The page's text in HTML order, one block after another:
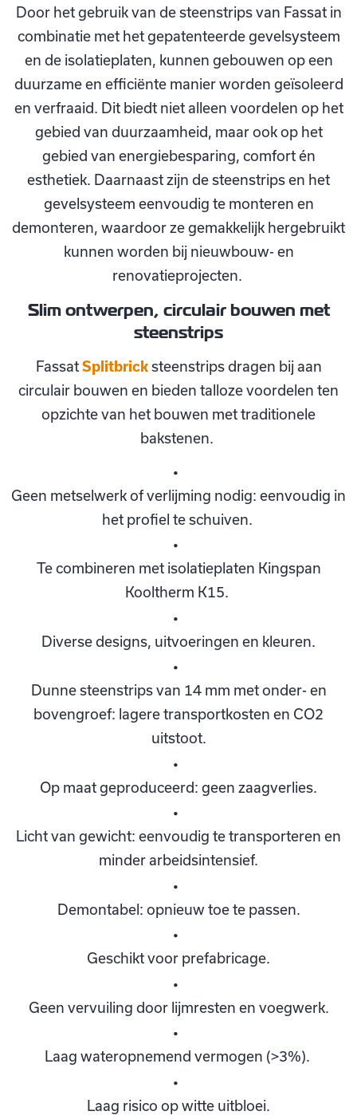
Door het gebruik van de steenstrips van Fassat in
combinatie met het gepatenteerde gevelsysteem
en de isolatieplaten, kunnen gebouwen op een
duurzame en efficiënte manier worden geïsoleerd
en verfraaid. Dit biedt niet alleen voordelen op het
gebied van duurzaamheid, maar ook op het
gebied van energiebesparing, comfort én
esthetiek. Daarnaast zijn de steenstrips en het
gevelsysteem eenvoudig te monteren en
demonteren, waardoor ze gemakkelijk hergebruikt
kunnen worden bij nieuwbouw- en
renovatieprojecten.
Slim ontwerpen, circulair bouwen met
steenstrips
FassatSplitbricksteenstrips dragen bij aan
circulair bouwen en bieden talloze voordelen ten
opzichte van het bouwen met traditionele
bakstenen.
Geen metselwerk of verlijming nodig: eenvoudig in
het profiel te schuiven.
Te combineren met isolatieplaten Kingspan
Kooltherm K15.
Diverse designs, uitvoeringen en kleuren.
Dunne steenstrips van 14 mm met onder- en
bovengroef: lagere transportkosten en CO2
uitstoot.
Op maat geproduceerd: geen zaagverlies.
Licht van gewicht: eenvoudig te transporteren en
minder arbeidsintensief.
Demontabel: opnieuw toe te passen.
Geschikt voor prefabricage.
Geen vervuiling door lijmresten en voegwerk.
Laag wateropnemend vermogen (>3%).
Laag risico op witte uitbloei.